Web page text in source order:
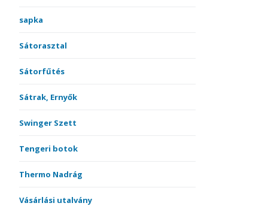
sapka
Sátorasztal
Sátorfűtés
Sátrak, Ernyők
Swinger Szett
Tengeri botok
Thermo Nadrág
Vásárlási utalvány